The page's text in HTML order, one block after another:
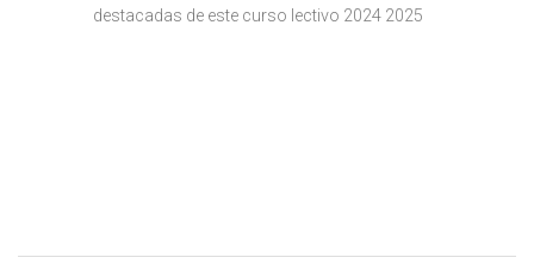
destacadas de este curso lectivo 2024 2025